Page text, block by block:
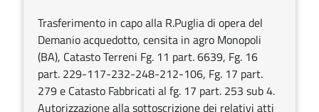
Trasferimento in capo alla R.Puglia di opera del
Demanio acquedotto, censita in agro Monopoli
(BA), Catasto Terreni Fg. 11 part. 6639, Fg. 16
part. 229-117-232-248-212-106, Fg. 17 part.
279 e Catasto Fabbricati al fg. 17 part. 253 sub 4.
Autorizzazione alla sottoscrizione dei relativi atti